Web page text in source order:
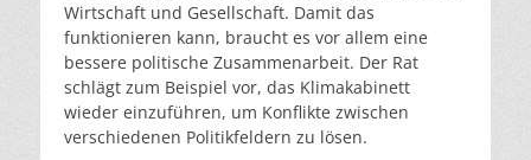
Wirtschaft und Gesellschaft. Damit das
funktionieren kann, braucht es vor allem eine
bessere politische Zusammenarbeit. Der Rat
schlägt zum Beispiel vor, das Klimakabinett
wieder einzuführen, um Konflikte zwischen
verschiedenen Politikfeldern zu lösen.